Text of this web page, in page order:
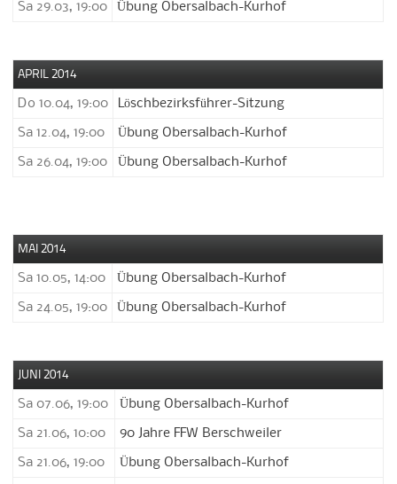
Sa 29.03, 19:00 Übung Obersalbach-Kurhof
APRIL 2014
Do 10.04, 19:00 Löschbezirksführer-Sitzung
Sa 12.04, 19:00 Übung Obersalbach-Kurhof
Sa 26.04, 19:00 Übung Obersalbach-Kurhof
MAI 2014
Sa 10.05, 14:00 Übung Obersalbach-Kurhof
Sa 24.05, 19:00 Übung Obersalbach-Kurhof
JUNI 2014
Sa 07.06, 19:00 Übung Obersalbach-Kurhof
Sa 21.06, 10:00 90 Jahre FFW Berschweiler
Sa 21.06, 19:00 Übung Obersalbach-Kurhof